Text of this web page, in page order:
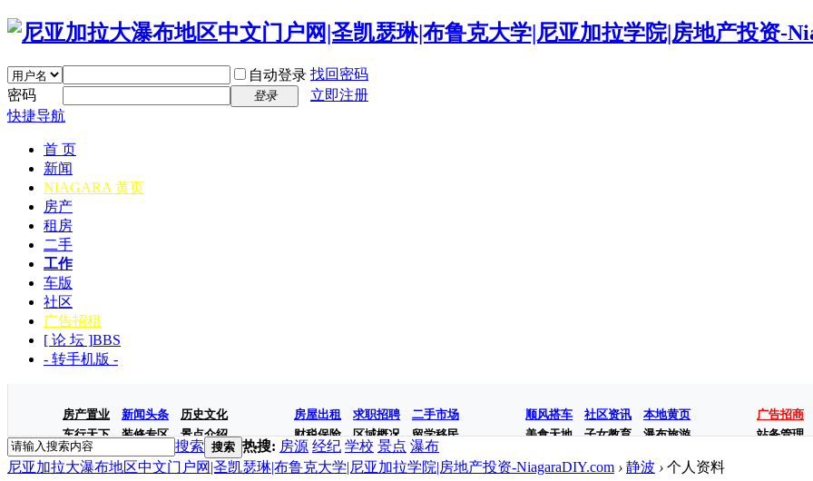
自动登录 找回密码
密码
登录
立即注册
快捷导航
首 页
新闻
NIAGARA 黄页
房产
租房
二手
工作
车版
社区
广告招租
[ 论 坛 ]BBS
- 转手机版 -
房产置业 新闻头条
历史文化
车行天下
装修专区 景点介绍
房屋出租 求职招聘
二手市场
财税保险
区域概况 留学移民
顺风搭车 社区资讯
本地黄页
美食天地
子女教育 瀑布旅游
广告招商
站务管理
搜索 搜索 热搜: 房源 经纪 学校 景点 瀑布
尼亚加拉大瀑布地区中文门户网|圣凯瑟琳|布鲁克大学|尼亚加拉学院|房地产投资-NiagaraDIY.com › 静波 › 个人资料